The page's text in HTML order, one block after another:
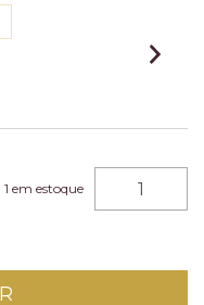
1 em estoque